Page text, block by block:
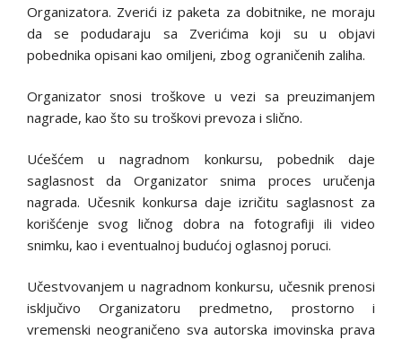
Organizatora. Zverići iz paketa za dobitnike, ne moraju
da se podudaraju sa Zverićima koji su u objavi
pobednika opisani kao omiljeni, zbog ograničenih zaliha.
Organizator snosi troškove u vezi sa preuzimanjem
nagrade, kao što su troškovi prevoza i slično.
Ućešćem u nagradnom konkursu, pobednik daje
saglasnost da Organizator snima proces uručenja
nagrada. Učesnik konkursa daje izričitu saglasnost za
korišćenje svog ličnog dobra na fotografiji ili video
snimku, kao i eventualnoj budućoj oglasnoj poruci.
Učestvovanjem u nagradnom konkursu, učesnik prenosi
isključivo Organizatoru predmetno, prostorno i
vremenski neograničeno sva autorska imovinska prava